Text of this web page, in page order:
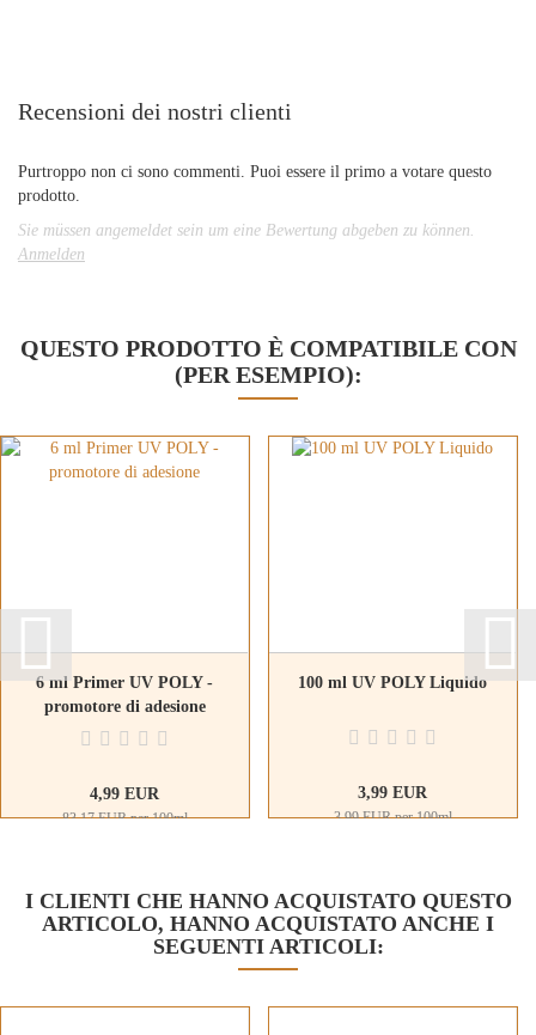
Recensioni dei nostri clienti
Purtroppo non ci sono commenti. Puoi essere il primo a votare questo
prodotto.
Sie müssen angemeldet sein um eine Bewertung abgeben zu können.
Anmelden
QUESTO PRODOTTO È COMPATIBILE CON
(PER ESEMPIO):
6 ml Primer UV POLY -
promotore di adesione
4,99 EUR
83,17 EUR per 100ml
100 ml UV POLY Liquido
3,99 EUR
3,99 EUR per 100ml
I CLIENTI CHE HANNO ACQUISTATO QUESTO
ARTICOLO, HANNO ACQUISTATO ANCHE I
SEGUENTI ARTICOLI: